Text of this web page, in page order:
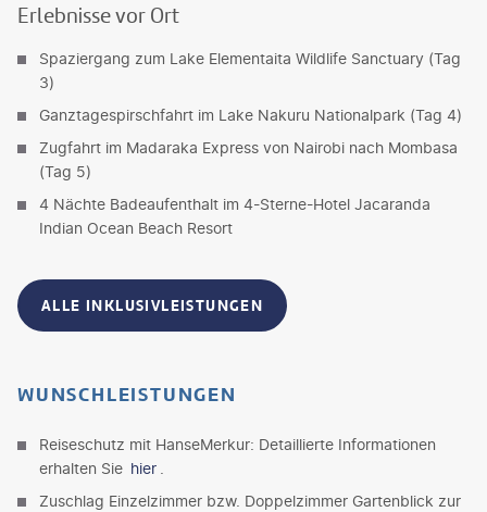
Erlebnisse vor Ort
Spaziergang zum Lake Elementaita Wildlife Sanctuary (Tag
3)
Ganztagespirschfahrt im Lake Nakuru Nationalpark (Tag 4)
Zugfahrt im Madaraka Express von Nairobi nach Mombasa
(Tag 5)
4 Nächte Badeaufenthalt im 4-Sterne-Hotel Jacaranda
Indian Ocean Beach Resort
ALLE INKLUSIVLEISTUNGEN
WUNSCHLEISTUNGEN
Reiseschutz mit HanseMerkur: Detaillierte Informationen
erhalten Sie hier
Zuschlag Einzelzimmer bzw. Doppelzimmer Gartenblick zur